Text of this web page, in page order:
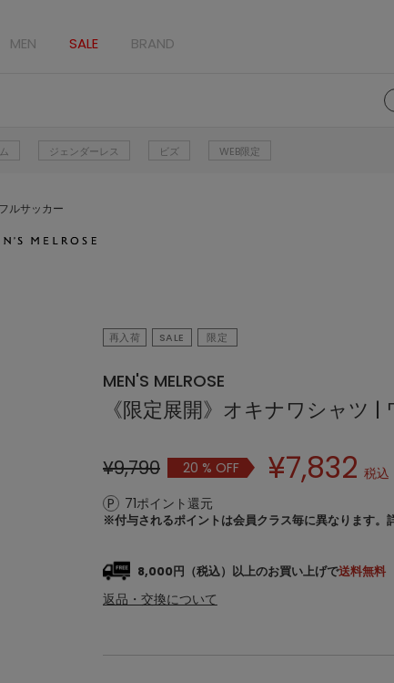
MEN SALE BRAND
ジェンダーレス ビズ WEB限定
ルサッカー
再入荷 SALE 限定
MEN'S MELROSE
《限定展開》オキナワシャツ |
¥9,790 20 % OFF ¥7,832 税込
71ポイント還元
※付与されるポイントは会員クラス毎に異なります。
8,000円（税込）以上のお買い上げで送料無料
返品・交換について